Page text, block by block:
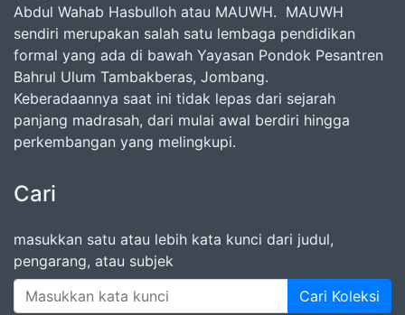
Abdul Wahab Hasbulloh atau MAUWH. MAUWH
sendiri merupakan salah satu lembaga pendidikan
formal yang ada di bawah Yayasan Pondok Pesantren
Bahrul Ulum Tambakberas, Jombang.
Keberadaannya saat ini tidak lepas dari sejarah
panjang madrasah, dari mulai awal berdiri hingga
perkembangan yang melingkupi.
Cari
masukkan satu atau lebih kata kunci dari judul,
pengarang, atau subjek
Cari Koleksi